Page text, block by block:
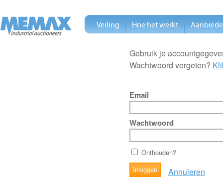
Gebruik je
Wachtwoord vergeten?
Email
Wachtwoord
Onthouden?
Annuleren
Veiling Hoe het werkt